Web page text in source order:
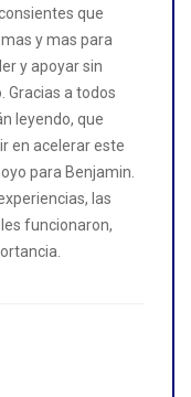
que
y mas para
y apoyar sin
Gracias a todos
leyendo, que
en acelerar este
para Benjamin.
las
funcionaron,